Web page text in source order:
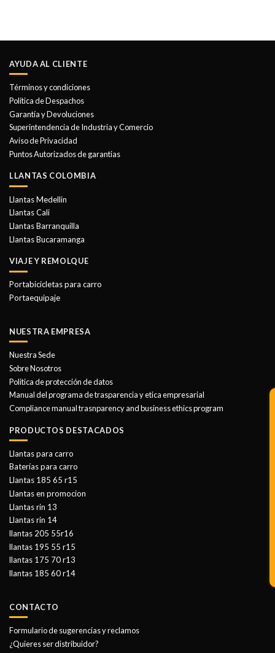
múltiples
Las
pueden
elegir
en
la
página
de
AYUDA AL CLIENTE
Términos y condiciones
Política de Despachos
Garantía y Devoluciones
Superintendencia de Industria y Comercio
Aviso de Privacidad
Puntos Autorizados de garantias
LLANTAS COLOMBIA
Llantas Medellin
Llantas Cali
Llantas Barranquilla
Llantas Bucaramanga
VIAJE Y REMOLQUE
Portabicicletas para carro
Portaequipaje
NUESTRA EMPRESA
Nuestra Sede
Sobre Nosotros
Politica de protección de datos
Manual del programa de trasparencia y etica empresarial
Compliance manual trasnparency and business ethics program
PRODUCTOS DESTACADOS
Llantas para carro
Baterías para carro
Llantas 185 65 r15
Llantas en promocion
Llantas rin 13
Llantas rin 14
llantas 205 55r16
llantas 195 55 r15
llantas 175 70 r13
llantas 185 60 r14
CONTACTO
Formulario de sugerencias y reclamos
¿Quieres ser distribuidor?